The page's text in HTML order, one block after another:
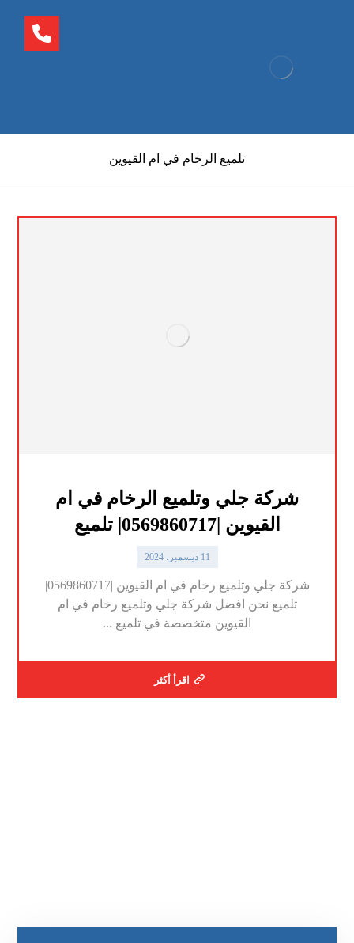
تلميع الرخام في ام القيوين
شركة جلي وتلميع الرخام في ام
القيوين |0569860717| تلميع
11 ديسمبر، 2024
شركة جلي وتلميع رخام في ام القيوين |0569860717|
تلميع نحن افضل شركة جلي وتلميع رخام في ام
القيوين متخصصة في تلميع ...
اقرأ أكثر